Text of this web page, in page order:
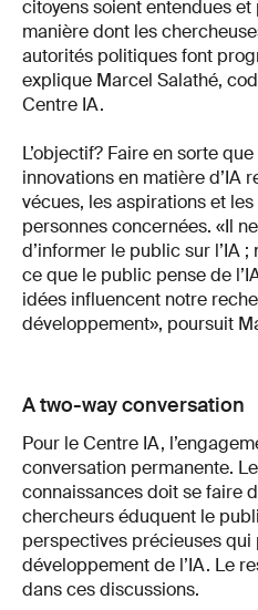
citoyens soient entendues
manière dont les
autorités politiques font
explique Marcel Salathé,
Centre IA.
L’objectif? Faire en sorte
innovations en matière d’IA
vécues, les aspirations et
personnes concernées. «Il
d’informer le public sur l’IA
ce que le public pense de
idées influencent notre
développement», poursuit
A two-way conversation
Pour le Centre IA,
conversation permanente.
connaissances doit se faire
chercheurs éduquent le
perspectives précieuses qui
développement de l’IA. Le
dans ces discussions.